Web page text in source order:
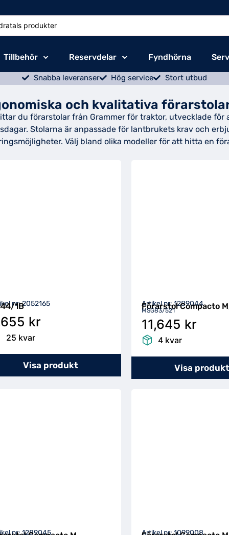
Tillbehör Reservdelar Fyndhörna
Snabba leveranser Hög service Stort utbud
och kvalitativa
du förarstolar från Grammer för traktor, utvecklade
Stolarna är anpassade för lantbrukets krav och
Välj bland olika modeller för att hitta en
nr: 2052165
1B
kr
25 kvar
Visa produkt
Artikel nr: 1289044
Förarstol Compacto
MSG83/521
11,645 kr
4 kvar
Visa produkt
nr: 1289045 Artikel nr: 1099008